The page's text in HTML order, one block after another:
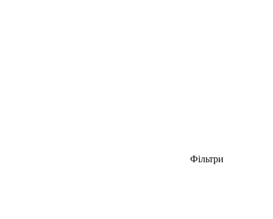
Фільтри